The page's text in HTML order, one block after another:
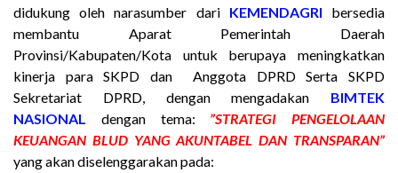
didukung oleh narasumber dari KEMENDAGRI bersedia
membantu Aparat Pemerintah Daerah
Provinsi/Kabupaten/Kota untuk berupaya meningkatkan
kinerja para SKPD dan Anggota DPRD Serta SKPD
Sekretariat DPRD, dengan mengadakan BIMTEK
NASIONAL
dengan tema: ”STRATEGI PENGELOLAAN
KEUANGAN BLUD YANG AKUNTABEL DAN TRANSPARAN”
yang akan diselenggarakan pada: